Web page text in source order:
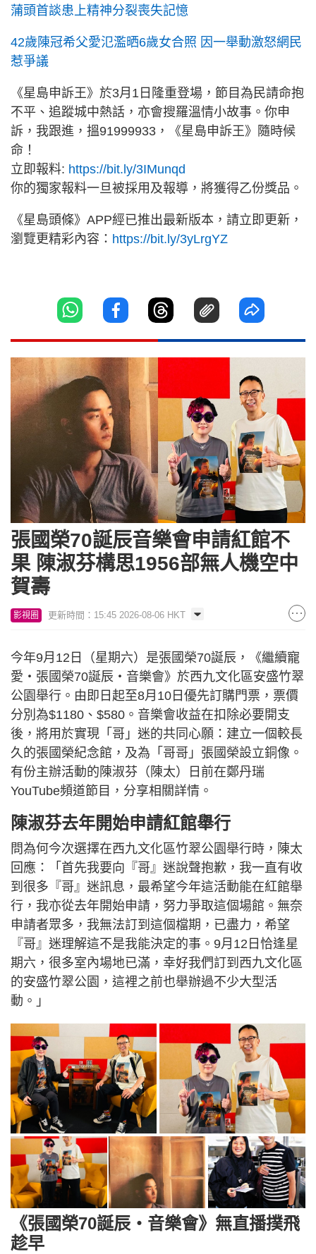
蒲頭首談患上精神分裂喪失記憶
42歲陳冠希父愛氾濫晒6歲女合照 因一舉動激怒網民
惹爭議
《星島申訴王》於3月1日隆重登場，節目為民請命抱
不平、追蹤城中熱話，亦會搜羅溫情小故事。你申
訴，我跟進，搵91999933，《星島申訴王》隨時候
命！
立即報料: https://bit.ly/3IMunqd
你的獨家報料一旦被採用及報導，將獲得乙份獎品。
《星島頭條》APP經已推出最新版本，請立即更新，
瀏覽更精彩內容： https://bit.ly/3yLrgYZ
張國榮70誕辰音樂會申請紅館不
果 陳淑芬構思1956部無人機空中
賀壽
影視圈 更新時間：15:45 2026-08-06 HKT
今年9月12日（星期六）是張國榮70誕辰，《繼續寵
愛・張國榮70誕辰・音樂會》於西九文化區安盛竹翠
公園舉行。由即日起至8月10日優先訂購門票，票價
分別為$1180、$580。音樂會收益在扣除必要開支
後，將用於實現「哥」迷的共同心願：建立一個較長
久的張國榮紀念館，及為「哥哥」張國榮設立銅像。
有份主辦活動的陳淑芬（陳太）日前在鄭丹瑞
YouTube頻道節目，分享相關詳情。
陳淑芬去年開始申請紅館舉行
問為何今次選擇在西九文化區竹翠公園舉行時，陳太
回應：「首先我要向『哥』迷說聲抱歉，我一直有收
到很多『哥』迷訊息，最希望今年這活動能在紅館舉
行，我亦從去年開始申請，努力爭取這個場館。無奈
申請者眾多，我無法訂到這個檔期，已盡力，希望
『哥』迷理解這不是我能決定的事。9月12日恰逢星
期六，很多室內場地已滿，幸好我們訂到西九文化區
的安盛竹翠公園，這裡之前也舉辦過不少大型活
動。」
《張國榮70誕辰・音樂會》無直播撲飛
趁早